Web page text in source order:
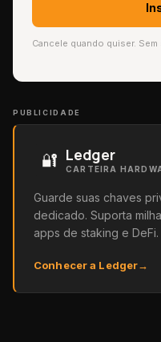
Cancele quando quiser. Sem
PUBLICIDADE
🔐 Ledger
Guarde suas chaves
dedicado. Suporta
apps de staking e DeFi.
Conhecer a Ledger→